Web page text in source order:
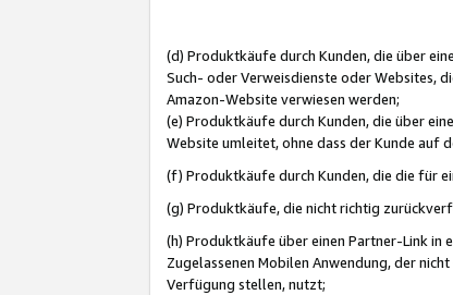
(d) Produktkäufe durch Kunden, die über
Such- oder Verweisdienste oder Websites,
Amazon-Website verwiesen werden;
(e) Produktkäufe durch Kunden, die über
Website umleitet, ohne dass der Kunde auf
(f) Produktkäufe durch Kunden, die die für
(g) Produktkäufe, die nicht richtig
(h) Produktkäufe über einen Partner-Link in
Zugelassenen Mobilen Anwendung, der
Verfügung stellen, nutzt;